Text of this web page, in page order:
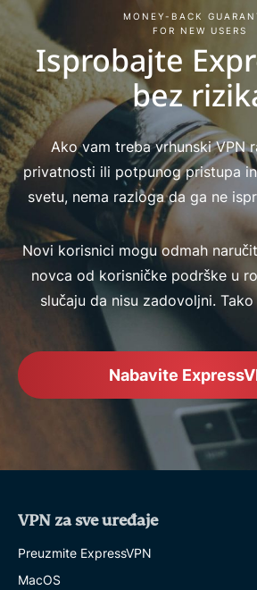
MONEY-BACK
FOR NEW USERS
Isprobajte
bez
Ako vam treba vrhunski VPN
privatnosti ili potpunog pristupa
svetu, nema razloga da ga ne
Novi korisnici mogu odmah
novca od korisničke podrške u
slučaju da nisu zadovoljni.
Nabavite
VPN za sve uređaje
Preuzmite ExpressVPN
MacOS